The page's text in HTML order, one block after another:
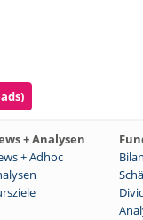
+ Analysen
+ Adhoc